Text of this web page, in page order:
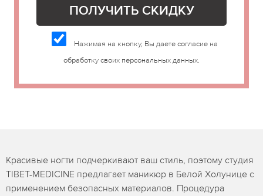
Нажимая на кнопку, Вы даете согласие на
обработку своих персональных данных.
Красивые ногти подчеркивают ваш стиль, поэтому студия
TIBET-MEDICINE предлагает маникюр в Белой Холунице с
применением безопасных материалов. Процедура